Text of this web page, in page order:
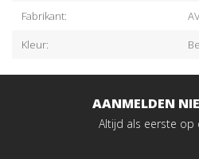
Fabrikant:
Kleur:
AANMELDEN
Altijd als eerste op